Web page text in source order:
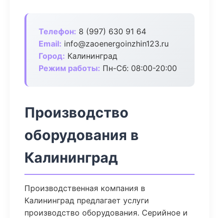
Телефон: 8 (997) 630 91 64
Email: info@zaoenergoinzhin123.ru
Город: Калининград
Режим работы: Пн-Сб: 08:00-20:00
Производство
оборудования в
Калининград
Производственная компания в
Калининград предлагает услуги
производство оборудования. Серийное и